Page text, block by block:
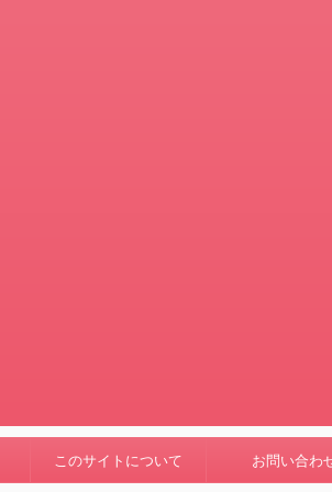
このサイトについて お問い合わ